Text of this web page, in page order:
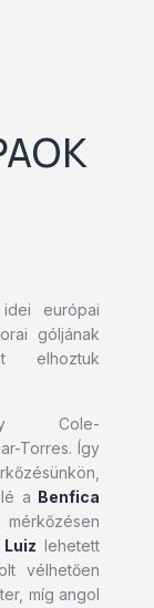
európai
góljának
elhoztuk
Cole-
Torres. Így
a Benfica
Luiz lehetett
vélhetően
míg angol